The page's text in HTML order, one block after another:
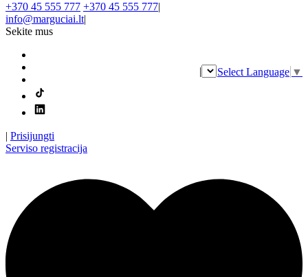
+370 45 555 777 +370 45 555 777|
info@marguciai.lt|
Sekite mus
| Prisijungti
| Select Language ▼
Serviso registracija